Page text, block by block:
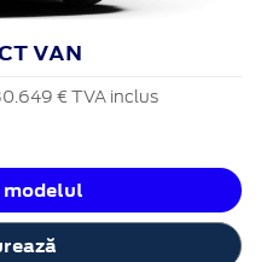
VAN
€ TVA inclus
modelul